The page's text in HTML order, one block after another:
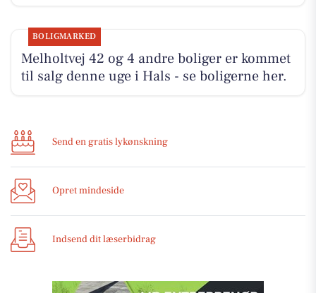
BOLIGMARKED
Melholtvej 42 og 4 andre boliger er kommet
til salg denne uge i Hals - se boligerne her.
Send en gratis lykønskning
Opret mindeside
Indsend dit læserbidrag